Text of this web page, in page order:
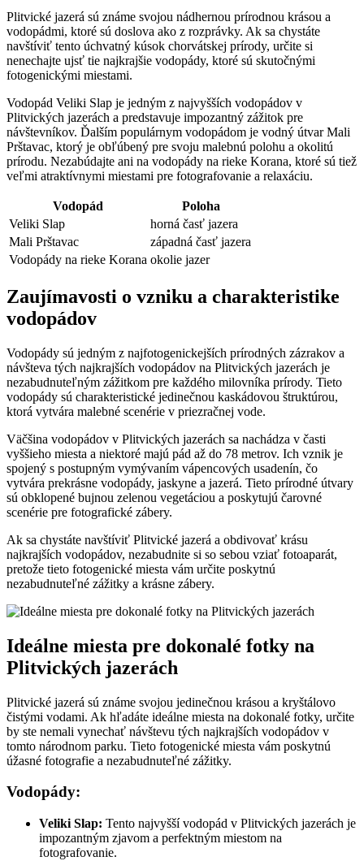
Plitvické jazerá sú známe svojou nádhernou prírodnou krásou a
vodopádmi, ktoré sú doslova ako z rozprávky. Ak sa chystáte
navštíviť tento úchvatný kúsok chorvátskej prírody, určite si
nenechajte ujsť tie najkrajšie vodopády, ktoré sú skutočnými
fotogenickými miestami.
Vodopád Veliki Slap je jedným z najvyšších vodopádov v
Plitvických jazerách a predstavuje impozantný zážitok pre
návštevníkov. Ďalším populárnym vodopádom je vodný útvar Mali
Prštavac, ktorý je obľúbený pre svoju malebnú polohu a okolitú
prírodu. Nezabúdajte ani na vodopády na rieke Korana, ktoré sú tiež
veľmi atraktívnymi miestami pre fotografovanie a relaxáciu.
Vodopád
Poloha
Veliki Slap
horná časť jazera
Mali Prštavac
západná časť jazera
Vodopády na rieke Korana okolie jazer
Zaujímavosti o vzniku a charakteristike
vodopádov
Vodopády sú jedným z najfotogenickejších prírodných zázrakov a
návšteva tých najkrajších vodopádov na Plitvických jazerách je
nezabudnuteľným zážitkom pre každého milovníka prírody. Tieto
vodopády sú charakteristické jedinečnou kaskádovou štruktúrou,
ktorá vytvára malebné scenérie v priezračnej vode.
Väčšina vodopádov v Plitvických jazerách sa nachádza v časti
vyššieho miesta a niektoré majú pád až do 78 metrov. Ich vznik je
spojený s postupným vymývaním vápencových usadenín, čo
vytvára prekrásne vodopády, jaskyne a jazerá. Tieto prírodné útvary
sú obklopené bujnou zelenou vegetáciou a poskytujú čarovné
scenérie pre fotografické zábery.
Ak sa chystáte navštíviť Plitvické jazerá a obdivovať krásu
najkrajších vodopádov, nezabudnite si so sebou vziať fotoaparát,
pretože tieto fotogenické miesta vám určite poskytnú
nezabudnuteľné zážitky a krásne zábery.
Ideálne miesta pre dokonalé fotky na
Plitvických jazerách
Plitvické jazerá sú známe svojou jedinečnou krásou a kryštálovo
čistými vodami. Ak hľadáte ideálne miesta na dokonalé fotky, určite
by ste nemali vynechať návštevu tých najkrajších vodopádov v
tomto národnom parku. Tieto fotogenické miesta vám poskytnú
úžasné fotografie a nezabudnuteľné zážitky.
Vodopády:
Veliki Slap: Tento najvyšší vodopád v Plitvických jazerách je
impozantným zjavom a perfektným miestom na
fotografovanie.